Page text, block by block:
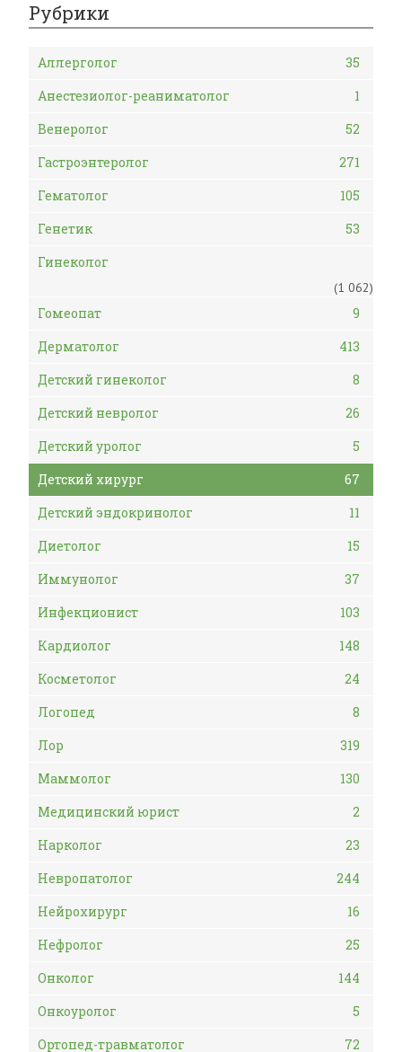
Рубрики
Аллерголог
35
Анестезиолог-реаниматолог
1
Венеролог
52
Гастроэнтеролог
271
Гематолог
105
Генетик
53
Гинеколог
(1 062)
Гомеопат
9
Дерматолог
413
Детский гинеколог
8
Детский невролог
26
Детский уролог
5
Детский хирург
67
Детский эндокринолог
11
Диетолог
15
Иммунолог
37
Инфекционист
103
Кардиолог
148
Косметолог
24
Логопед
8
Лор
319
Маммолог
130
Медицинский юрист
2
Нарколог
23
Невропатолог
244
Нейрохирург
16
Нефролог
25
Онколог
144
Онкоуролог
5
Ортопед-травматолог
72